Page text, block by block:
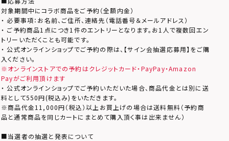
対象期間中にコラボ商品をご予約（全額内金）
・ 必要事項：お名前、ご住所、連絡先（電話番号＆メールアドレス）
・ ご予約商品1点につき1件のエントリーとなります。お1人で複数回エン
トリーいただくことも可能です。
・ 公式オンラインショップでご予約の際は、【サイン会抽選応募用】をご購
入ください。
※オンラインストアでの予約はクレジットカード・PayPay・Amazon
Payがご利用頂けます
・ 公式オンラインショップでご予約いただいた場合、商品代金とは別に送
料として550円(税込み)をいただきます。
※商品代金11,000円（税込）以上お買上げの場合は送料無料（予約商
品と通常商品を同じカートにまとめて購入頂く事は出来ません）
■当選者の抽選と発表について